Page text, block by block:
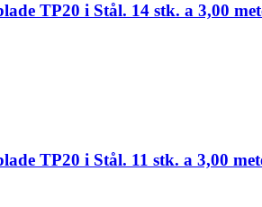
TP20 i Stål. 14 stk. a 3,00
TP20 i Stål. 11 stk. a 3,00